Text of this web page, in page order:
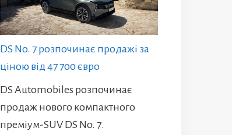
DS No. 7 розпочинає продажі за
ціною від 47 700 євро
DS Automobiles розпочинає
продаж нового компактного
преміум-SUV DS No. 7.